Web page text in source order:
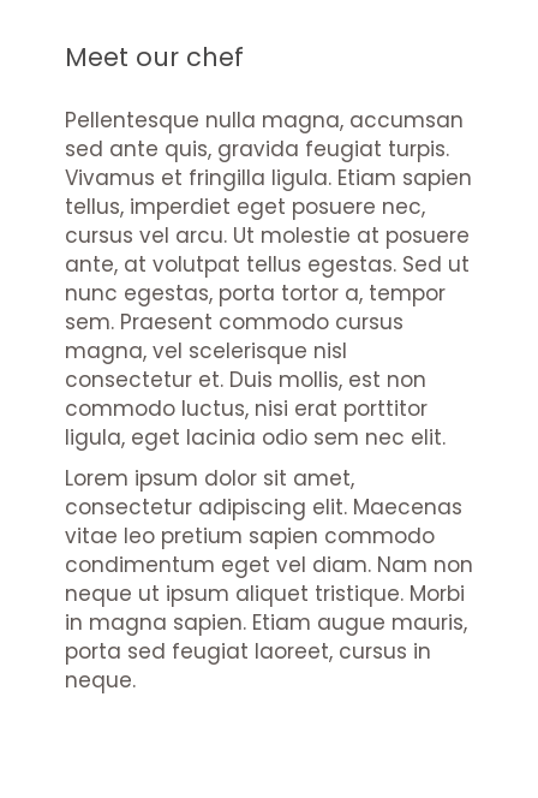
Meet our chef
Pellentesque nulla magna, accumsan
sed ante quis, gravida feugiat turpis.
Vivamus et fringilla ligula. Etiam sapien
tellus, imperdiet eget posuere nec,
cursus vel arcu. Ut molestie at posuere
ante, at volutpat tellus egestas. Sed ut
nunc egestas, porta tortor a, tempor
sem. Praesent commodo cursus
magna, vel scelerisque nisl
consectetur et. Duis mollis, est non
commodo luctus, nisi erat porttitor
ligula, eget lacinia odio sem nec elit.
Lorem ipsum dolor sit amet,
consectetur adipiscing elit. Maecenas
vitae leo pretium sapien commodo
condimentum eget vel diam. Nam non
neque ut ipsum aliquet tristique. Morbi
in magna sapien. Etiam augue mauris,
porta sed feugiat laoreet, cursus in
neque.